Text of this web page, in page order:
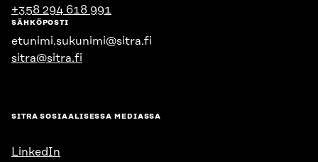
+358 294 618 991
SÄHKÖPOSTI
etunimi.sukunimi@sitra.fi
sitra@sitra.fi
SITRA SOSIAALISESSA MEDIASSA
LinkedIn